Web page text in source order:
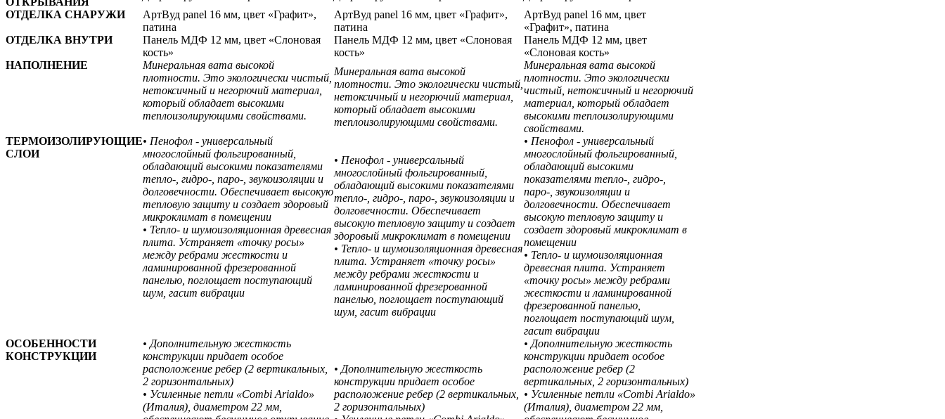
ОТДЕЛКА СНАРУЖИ
АртВуд panel 16 мм, цвет «Графит»,
патина
АртВуд panel 16 мм, цвет «Графит»,
патина
АртВуд panel 16 мм, цвет
«Графит», патина
ОТДЕЛКА ВНУТРИ
Панель МДФ 12 мм, цвет «Слоновая
кость»
Панель МДФ 12 мм, цвет «Слоновая
кость»
Панель МДФ 12 мм, цвет
«Слоновая кость»
НАПОЛНЕНИЕ
Минеральная вата высокой
плотности. Это экологически чистый,
нетоксичный и негорючий материал,
который обладает высокими
теплоизолирующими свойствами.
Минеральная вата высокой
плотности. Это экологически чистый,
нетоксичный и негорючий материал,
который обладает высокими
теплоизолирующими свойствами.
Минеральная вата высокой
плотности. Это экологически
чистый, нетоксичный и негорючий
материал, который обладает
высокими теплоизолирующими
свойствами.
ТЕРМОИЗОЛИРУЮЩИЕ
СЛОИ
• Пенофол - универсальный
многослойный фольгированный,
обладающий высокими показателями
тепло-, гидро-, паро-, звукоизоляции и
долговечности. Обеспечивает высокую
тепловую защиту и создает здоровый
микроклимат в помещении
• Тепло- и шумоизоляционная древесная
плита. Устраняет «точку росы»
между ребрами жесткости и
ламинированной фрезерованной
панелью, поглощает поступающий
шум, гасит вибрации
• Пенофол - универсальный
многослойный фольгированный,
обладающий высокими показателями
тепло-, гидро-, паро-, звукоизоляции и
долговечности. Обеспечивает
высокую тепловую защиту и создает
здоровый микроклимат в помещении
• Тепло- и шумоизоляционная древесная
плита. Устраняет «точку росы»
между ребрами жесткости и
ламинированной фрезерованной
панелью, поглощает поступающий
шум, гасит вибрации
• Пенофол - универсальный
многослойный фольгированный,
обладающий высокими
показателями тепло-, гидро-,
паро-, звукоизоляции и
долговечности. Обеспечивает
высокую тепловую защиту и
создает здоровый микроклимат в
помещении
• Тепло- и шумоизоляционная
древесная плита. Устраняет
«точку росы» между ребрами
жесткости и ламинированной
фрезерованной панелью,
поглощает поступающий шум,
гасит вибрации
ОСОБЕННОСТИ
КОНСТРУКЦИИ
• Дополнительную жесткость
конструкции придает особое
расположение ребер (2 вертикальных,
2 горизонтальных)
• Усиленные петли «Combi Arialdo»
(Италия), диаметром 22 мм,
• Дополнительную жесткость
конструкции придает особое
расположение ребер (2 вертикальных,
2 горизонтальных)
• Дополнительную жесткость
конструкции придает особое
расположение ребер (2
вертикальных, 2 горизонтальных)
• Усиленные петли «Combi Arialdo»
(Италия), диаметром 22 мм,